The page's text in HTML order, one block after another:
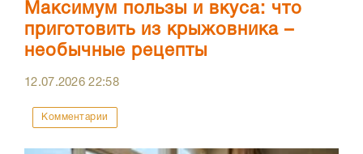
Максимум пользы и вкуса: что
приготовить из крыжовника –
необычные рецепты
12.07.202622:58
Комментарии